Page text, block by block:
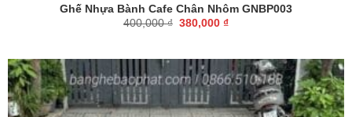
Ghế Nhựa Bành Cafe Chân Nhôm GNBP003
400,000₫ Giá
380,000 ₫Giá
380,000 ₫.